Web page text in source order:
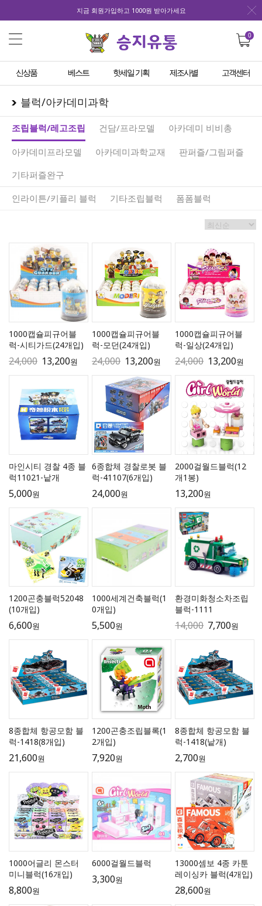
지금 회원가입하고 1000원 받아가세요
0
신상품 베스트 핫세일 기획 제조사별 고객센터
블럭/아카데미과학
조립블럭/레고조립 건담/프라모델 아카데미 비비총
아카데미프라모델 아카데미과학교재
판퍼즐/그림퍼즐
기타퍼즐완구
인라이튼/키플리 블럭
기타조립블럭 폼폼블럭
1000캡슐피규어블
럭-시티가드(24개입)
24,000 13,200원
1000캡슐피규어블
럭-모던(24개입)
24,000 13,200원
1000캡슐피규어블
럭-일상(24개입)
24,000 13,200원
마인시티 경찰 4종 블
럭11021-낱개
5,000원
6종합체 경찰로봇 블
럭-41107(6개입)
24,000원
2000걸월드블럭(12
개1봉)
13,200원
1200곤충블럭52048
(10개입)
6,600원
1000세계건축블럭(1
0개입)
5,500원
환경미화청소차조립
블럭-1111
14,000 7,700원
8종합체 항공모함 블
럭-1418(8개입)
21,600원
1200곤충조립블록(1
2개입)
7,920원
8종합체 항공모함 블
럭-1418(낱개)
2,700원
1000어글리 몬스터
미니블럭(16개입)
8,800원
6000걸월드블럭
3,300원
13000셈보 4종 카툰
레이싱카 블럭(4개입)
28,600원